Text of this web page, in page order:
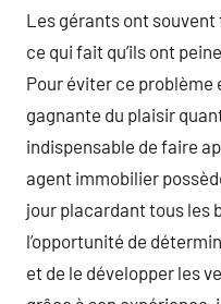
Les gérants ont
ce qui fait qu’ils ont
Pour éviter ce problème
gagnante du plaisir
indispensable de faire
agent immobilier
jour placardant tous les
l’opportunité de
et de le développer les